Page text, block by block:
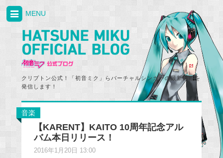
クリプトン公式！「初音ミク」らバーチャルシンガーの最新情報を
発信します！
MENU
音楽
【KARENT】KAITO 10周年記念アル
バム本日リリース！
2016年1月20日 13:00